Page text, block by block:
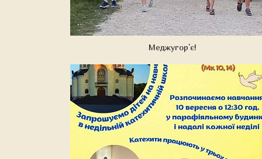
Меджугор'є!